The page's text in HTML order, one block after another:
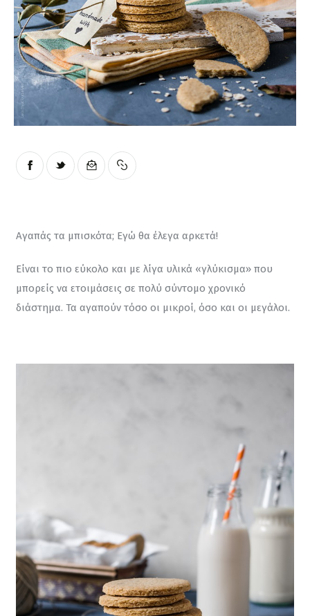
Αγαπάς τα μπισκότα; Εγώ θα έλεγα αρκετά!
Είναι το πιο εύκολο και με λίγα υλικά «γλύκισμα» που
μπορείς να ετοιμάσεις σε πολύ σύντομο χρονικό
διάστημα. Τα αγαπούν τόσο οι μικροί, όσο και οι μεγάλοι.